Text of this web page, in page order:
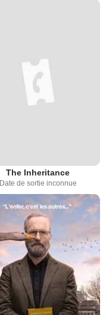
The Inheritance
Date de sortie inconnue